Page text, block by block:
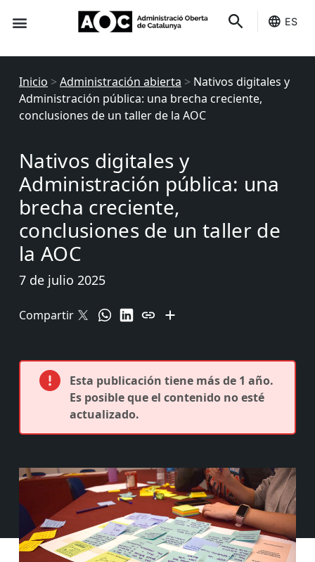
ES
Inicio >Administración abierta > Nativos digitales y
Administración pública: una brecha creciente,
conclusiones de un taller de la AOC
Nativos digitales y
Administración pública: una
brecha creciente,
conclusiones de un taller de
la AOC
7 de julio 2025
Compartir
Esta publicación tiene más de 1 año.
Es posible que el contenido no esté
actualizado.